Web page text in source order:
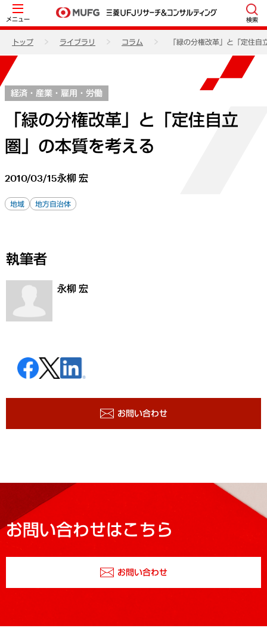
メニュー 検索
トップ ライブラリ コラム 「緑の分権改革」と「定住自
経済・産業・雇用・労働
「緑の分権改革」と「定住自立
圏」の本質を考える
2010/03/15永柳 宏
地域 地方自治体
執筆者
永柳 宏
お問い合わせ
お問い合わせはこちら
お問い合わせ